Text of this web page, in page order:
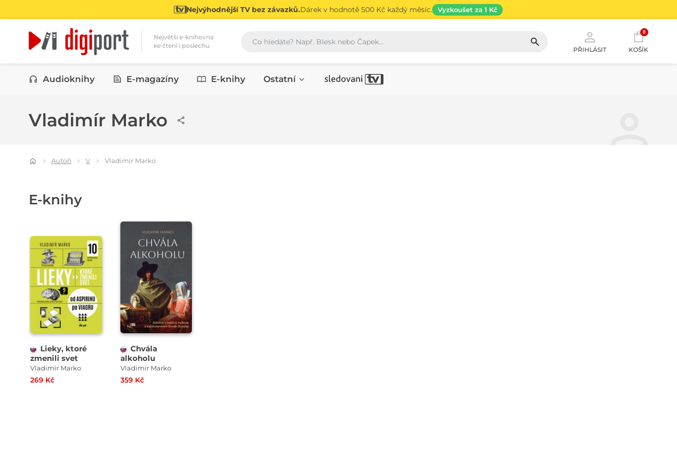
Nejvýhodnější TV bez závazků.Dárek v hodnotě 500 Kč každý měsíc. Vyzkoušet za 1 Kč
Největší e-knihovna
ke čtení i poslechu
Vyhledávání
PŘIHLÁSIT
0
KOŠÍK
Kategorie
Audioknihy E-magazíny E-knihy Ostatní
Vladimír Marko
Autoři V Vladimír Marko
E-knihy
Lieky, ktoré
zmenili svet
Vladimír Marko
269 Kč
Chvála
alkoholu
Vladimír Marko
359 Kč